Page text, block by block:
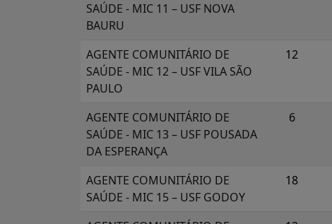
SAÚDE - MIC 11 – USF NOVA
BAURU
AGENTE COMUNITÁRIO DE
SAÚDE - MIC 12 – USF VILA SÃO
PAULO
12
AGENTE COMUNITÁRIO DE
SAÚDE - MIC 13 – USF POUSADA
DA ESPERANÇA
6
AGENTE COMUNITÁRIO DE
SAÚDE - MIC 15 – USF GODOY
18